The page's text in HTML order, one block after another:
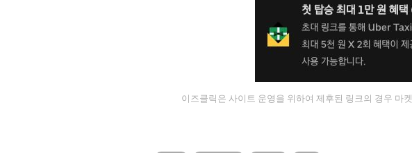
이즈클릭은 사이트 운영을 위하여 제후된 링크의 경우 마